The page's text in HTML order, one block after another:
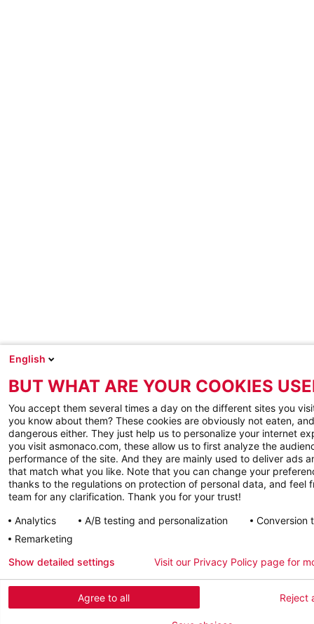
English
BUT WHAT ARE YOUR COOKIES
You accept them several times a day on the different sites you
you know about them? These cookies are obviously not eaten,
dangerous either. They just help us to personalize your internet
you visit asmonaco.com, these allow us to first analyze the
performance of the site. And they are mainly used to deliver ads
that match what you like. Note that you can change your
thanks to the regulations on protection of personal data, and feel
team for any clarification. Thank you for your trust!
Analytics
A/B testing and personalization
Conversion
Remarketing
Agree to all Reject
Show detailed settings Visit our Privacy Policy page for